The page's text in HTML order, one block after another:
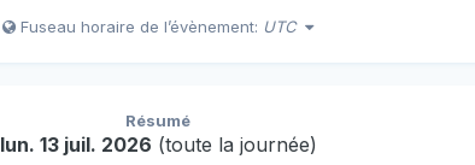
Fuseau horaire de l’évènement: UTC
Résumé
lun. 13 juil. 2026 (toute la journée)